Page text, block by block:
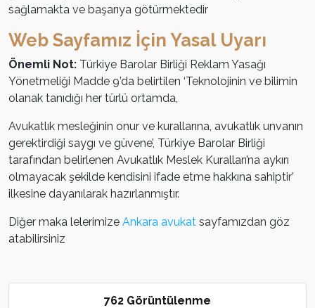
sağlamakta ve başarıya götürmektedir
Web Sayfamız İçin Yasal Uyarı
Önemli Not: Türkiye Barolar Birliği Reklam Yasağı
Yönetmeliği Madde 9’da belirtilen ‘Teknolojinin ve bilimin
olanak tanıdığı her türlü ortamda,
Avukatlık mesleğinin onur ve kurallarına, avukatlık unvanın
gerektirdiği saygı ve güvene’, Türkiye Barolar Birliği
tarafından belirlenen Avukatlık Meslek Kuralları’na aykırı
olmayacak şekilde kendisini ifade etme hakkına sahiptir’
ilkesine dayanılarak hazırlanmıştır.
Diğer maka lelerimize Ankara avukat sayfamızdan göz
atabilirsiniz
762 Görüntülenme